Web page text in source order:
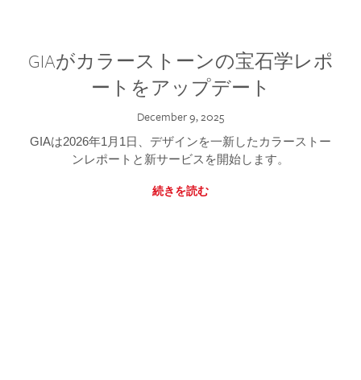
GIAがカラーストーンの宝石学レポ
ートをアップデート
December 9, 2025
GIAは2026年1月1日、デザインを一新したカラーストー
ンレポートと新サービスを開始します。
続きを読む